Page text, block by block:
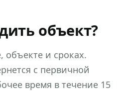
объект?
объекте и сроках.
с первичной
время в течение 15